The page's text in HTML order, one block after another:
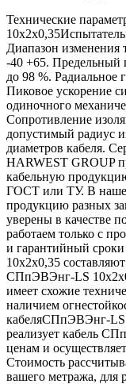
Технические
Диапазон изменения
-40 +65. Предельный
до 98 %. Радиальное
Пиковое ускорение
одиночного
Сопротивление
допустимый радиус
диаметров кабеля.
HARWEST GROUP
кабельную
ГОСТ или ТУ. В
продукцию разных
уверены в качестве
работаем только с
и гарантийный
10х2х0,35
СПпЭВЭнг-LS
имеет схожие
наличием
кабеляСПпЭВЭнг-LS
реализует кабель
ценам и
Стоимость
вашего метража, для